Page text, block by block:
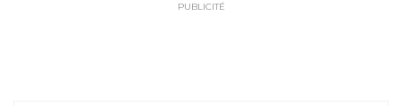
PUBLICITÉ